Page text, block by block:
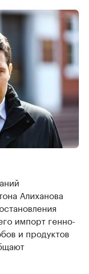
Алиханова
импорт генно-
и продуктов